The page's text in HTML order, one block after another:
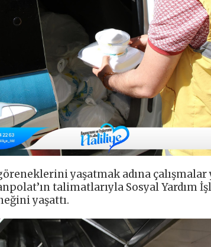
yaşatmak adına çalışmalar
talimatlarıyla Sosyal Yardım
yaşattı.